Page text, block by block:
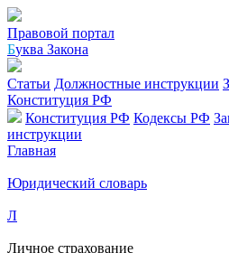
Правовой портал
Буква Закона
Статьи Должностные инструкции
Конституция РФ
Конституция РФ Кодексы РФ
инструкции
Главная
Юридический словарь
Л
Личное страхование